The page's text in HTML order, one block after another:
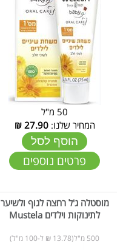
50 מ"ל
המחיר שלנו:27.90
₪
הוסף לסל
פרטים נוספים
מוסטלה ג'ל רחצה לגוף ולשיער
לתינוקות וילדים Mustela
500 מ"ל(13.78 ₪ ל-100 מ"ל)